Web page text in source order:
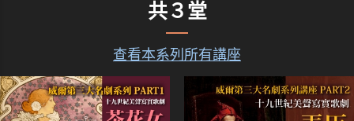
共３堂
查看本系列所有講座